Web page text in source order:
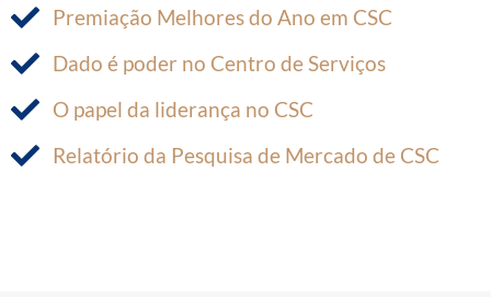
Premiação Melhores do Ano em CSC
Dado é poder no Centro de Serviços
O papel da liderança no CSC
Relatório da Pesquisa de Mercado de CSC